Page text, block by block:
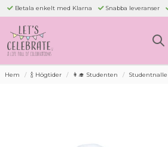
Betala enkelt med Klarna Snabba leveranser
Hem 🍾 Högtider 👩‍🎓 Studenten